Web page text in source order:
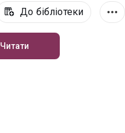
До бібліотеки
Читати